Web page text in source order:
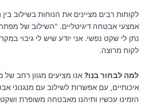
לקוחות רבים מציינים את הנוחות בשילוב
אמצעי אבטחה דיגיטליים. "השילוב של
נתן לי שקט נפשי. אני יודע שיש לי גיבוי
לקוח מרוצה.
למה לבחור בנו? אנו מציעים מגוון רחב
איכותיים, עם אפשרות לשילוב עם מנגנוני
הזמינו עכשיו ותיהנו מאבטחה משופרת